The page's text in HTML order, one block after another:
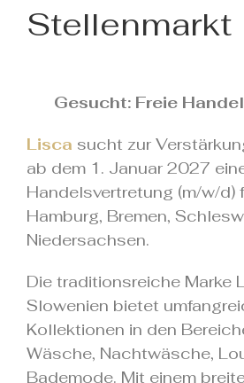
Stellenmarkt
Gesucht: Freie
Lisca sucht zur
ab dem 1. Januar 2027
Handelsvertretung (m/w/d)
Hamburg, Bremen,
Niedersachsen.
Die traditionsreiche Marke
Slowenien bietet
Kollektionen in den
Wäsche, Nachtwäsche,
Bademode. Mit einem